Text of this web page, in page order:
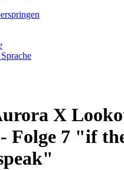
X
Folge 7 "if